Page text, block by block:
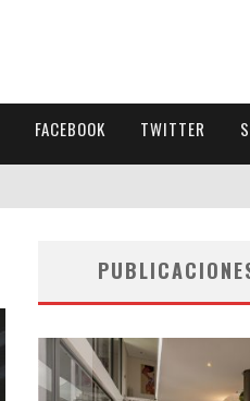
FACEBOOK TWITTER